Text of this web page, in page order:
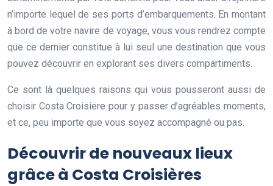
n’importe lequel de ses ports d’embarquements. En montant
à bord de votre navire de voyage, vous vous rendrez compte
que ce dernier constitue à lui seul une destination que vous
pouvez découvrir en explorant ses divers compartiments.
Ce sont là quelques raisons qui vous pousseront aussi de
choisir Costa Croisiere pour y passer d’agréables moments,
et ce, peu importe que vous soyez accompagné ou pas.
Découvrir de nouveaux lieux
grâce à Costa Croisières